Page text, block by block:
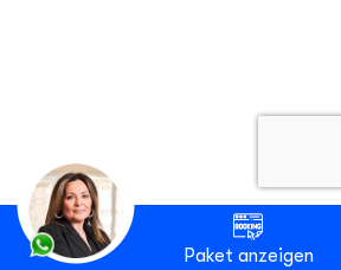
Paket anzeigen